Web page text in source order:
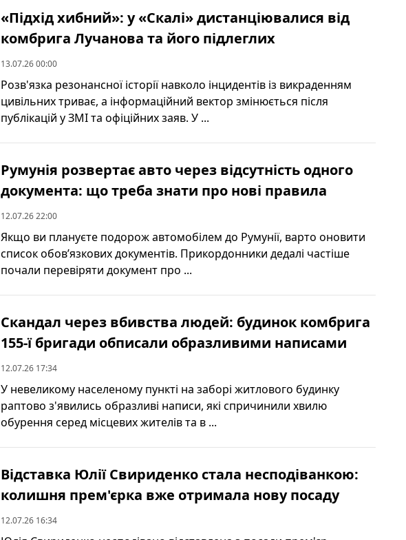
«Підхід хибний»: у «Скалі» дистанціювалися від
комбрига Лучанова та його підлеглих
13.07.26 00:00
Розв'язка резонансної історії навколо інцидентів із викраденням
цивільних триває, а інформаційний вектор змінюється після
публікацій у ЗМІ та офіційних заяв. У ...
Румунія розвертає авто через відсутність одного
документа: що треба знати про нові правила
12.07.26 22:00
Якщо ви плануєте подорож автомобілем до Румунії, варто оновити
список обовʼязкових документів. Прикордонники дедалі частіше
почали перевіряти документ про ...
Скандал через вбивства людей: будинок комбрига
155-ї бригади обписали образливими написами
12.07.26 17:34
У невеликому населеному пункті на заборі житлового будинку
раптово з'явились образливі написи, які спричинили хвилю
обурення серед місцевих жителів та в ...
Відставка Юлії Свириденко стала несподіванкою:
колишня прем'єрка вже отримала нову посаду
12.07.26 16:34